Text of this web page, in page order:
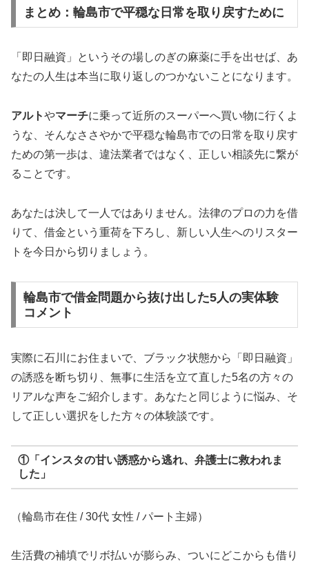
まとめ：輪島市で平穏な日常を取り戻すために
「即日融資」というその場しのぎの麻薬に手を出せば、あ
なたの人生は本当に取り返しのつかないことになります。
アルトやマーチに乗って近所のスーパーへ買い物に行くよ
うな、そんなささやかで平穏な輪島市での日常を取り戻す
ための第一歩は、違法業者ではなく、正しい相談先に繋が
ることです。
あなたは決して一人ではありません。法律のプロの力を借
りて、借金という重荷を下ろし、新しい人生へのリスター
トを今日から切りましょう。
輪島市で借金問題から抜け出した5人の実体験
コメント
実際に石川にお住まいで、ブラック状態から「即日融資」
の誘惑を断ち切り、無事に生活を立て直した5名の方々の
リアルな声をご紹介します。あなたと同じように悩み、そ
して正しい選択をした方々の体験談です。
①「インスタの甘い誘惑から逃れ、弁護士に救われま
した」
（輪島市在住 / 30代 女性 / パート主婦）
生活費の補填でリボ払いが膨らみ、ついにどこからも借り